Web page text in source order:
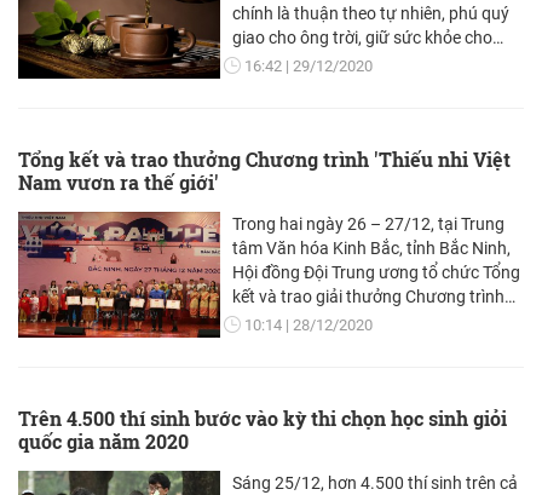
chính là thuận theo tự nhiên, phú quý
giao cho ông trời, giữ sức khỏe cho
bản thân
16:42 29/12/2020
Tổng kết và trao thưởng Chương trình 'Thiếu nhi Việt
Nam vươn ra thế giới'
Trong hai ngày 26 – 27/12, tại Trung
tâm Văn hóa Kinh Bắc, tỉnh Bắc Ninh,
Hội đồng Đội Trung ương tổ chức Tổng
kết và trao giải thưởng Chương trình
"Thiếu nhi Việt Nam - Vươn ra thế giới"
10:14 28/12/2020
Trên 4.500 thí sinh bước vào kỳ thi chọn học sinh giỏi
quốc gia năm 2020
Sáng 25/12, hơn 4.500 thí sinh trên cả